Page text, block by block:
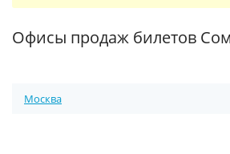
Офисы продаж билетов
Москва